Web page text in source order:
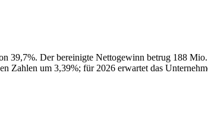
39,7%. Der bereinigte Nettogewinn betrug 188
Zahlen um 3,39%; für 2026 erwartet das